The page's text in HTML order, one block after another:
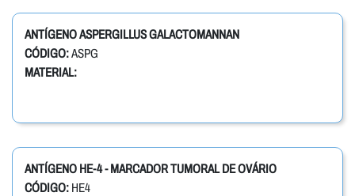
ANTÍGENO ASPERGILLUS GALACTOMANNAN
CÓDIGO:ASPG
MATERIAL:
ANTÍGENO HE-4 - MARCADOR TUMORAL DE OVÁRIO
CÓDIGO: HE4